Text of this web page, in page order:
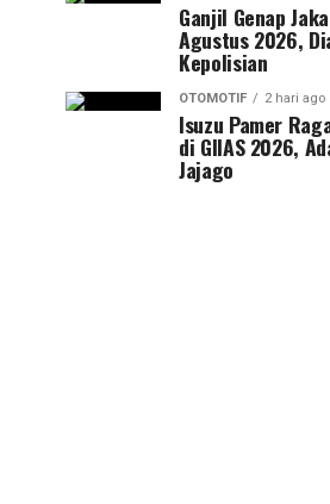
Ganjil Genap
Agustus 2026,
Kepolisian
OTOMOTIF 2 hari ago
Isuzu Pamer
di GIIAS 2026,
Jajago